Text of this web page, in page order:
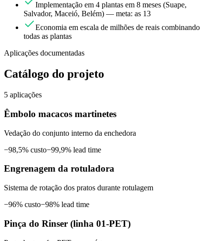
Implementação em 4 plantas em 8 meses (Suape,
Salvador, Maceió, Belém) — meta: as 13
Economia em escala de milhões de reais combinando
todas as plantas
Aplicações documentadas
Catálogo do projeto
5 aplicações
Êmbolo macacos martinetes
Vedação do conjunto interno da enchedora
−98,5% custo−99,9% lead time
Engrenagem da rotuladora
Sistema de rotação dos pratos durante rotulagem
−96% custo−98% lead time
Pinça do Rinser (linha 01-PET)